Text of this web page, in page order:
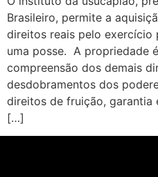
Brasileiro, permite a
direitos reais pelo
uma posse. A propriedade
compreensão dos demais
desdobramentos dos
direitos de fruição, garantia
[…]